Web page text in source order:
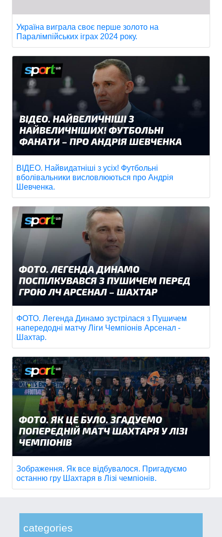
categories
Україна виграла своє перше золото на
Паралімпійських іграх 2024 року.
ВІДЕО. Найвидатніші з усіх! Футбольні
вболівальники висловлюються про Андрія
Шевченка.
ФОТО. Легенда Динамо зустрілася з Пушичем
напередодні матчу Ліги Чемпіонів Арсенал -
Шахтар.
Зображення. Як все відбувалося. Пригадуємо
останню гру Шахтаря в Лізі чемпіонів.